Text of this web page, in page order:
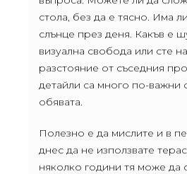
стола, без да е тясно. Има
слънце през деня. Какъв е
визуална свобода или сте
разстояние от съседния
детайли са много по-важни
обявата.
Полезно е да мислите и в
днес да не използвате
няколко години тя може да